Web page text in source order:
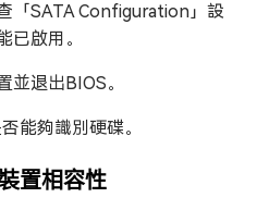
「SATA Configuration」設
已啟用。
並退出BIOS。
能夠識別硬碟。
置相容性